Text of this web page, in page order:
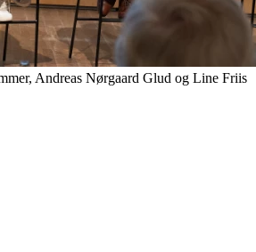
Andreas Nørgaard Glud og Line Friis